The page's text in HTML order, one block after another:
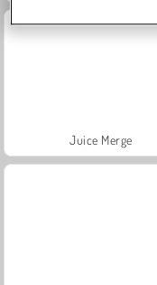
Juice Merge